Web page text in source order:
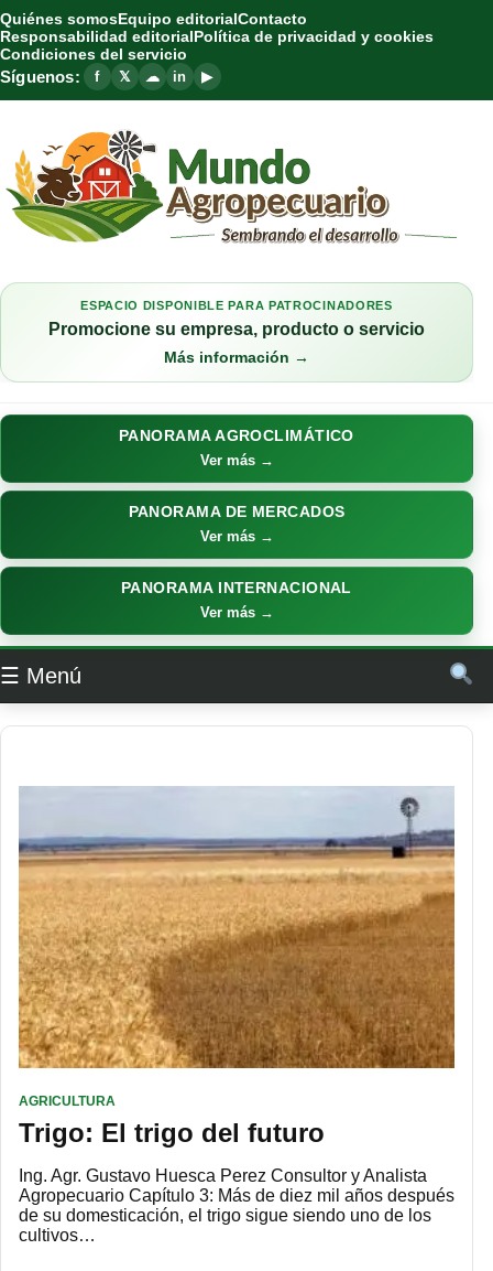
Quiénes somosEquipo editorialContacto
Responsabilidad editorialPolítica de privacidad y cookies
Condiciones del servicio
Síguenos: f 𝕏 ☁ in ▶
ESPACIO DISPONIBLE PARA PATROCINADORES
Promocione su empresa, producto o servicio
Más información →
PANORAMA AGROCLIMÁTICO
Ver más →
PANORAMA DE MERCADOS
Ver más →
PANORAMA INTERNACIONAL
Ver más →
☰ Menú
AGRICULTURA
Trigo: El trigo del futuro
Ing. Agr. Gustavo Huesca Perez Consultor y Analista
Agropecuario Capítulo 3: Más de diez mil años después
de su domesticación, el trigo sigue siendo uno de los
cultivos…